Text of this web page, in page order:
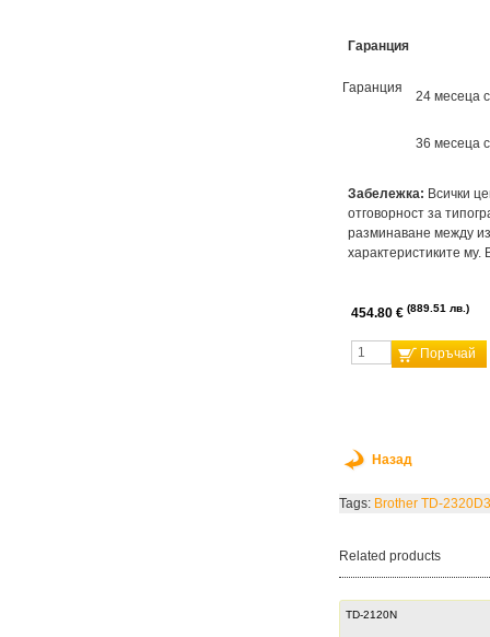
Гаранция
Гаранция
24 месеца
36 месеца
Забележка: Всички
отговорност за
разминаване между
характеристиките му.
454.80 € 889.51 лв.
Поръчай
Назад
Tags: Brother TD-
Related products
TD-2120N